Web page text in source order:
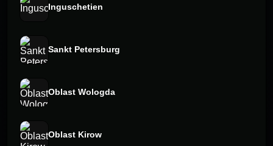
Inguschetien
Sankt Petersburg
Oblast Wologda
Oblast Kirow